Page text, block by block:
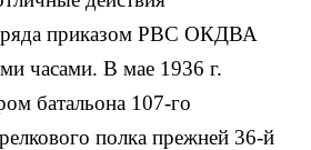
приказом РВС ОКДВА
часами. В мае 1936 г.
батальона 107-го
полка прежней 36-й